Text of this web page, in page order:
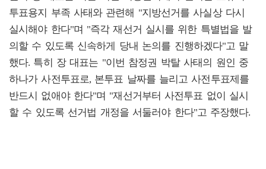
투표용지 부족 사태와 관련해 "지방선거를 사실상 다시
실시해야 한다"며 "즉각 재선거 실시를 위한 특별법을 발
의할 수 있도록 신속하게 당내 논의를 진행하겠다"고 말
했다. 특히 장 대표는 "이번 참정권 박탈 사태의 원인 중
하나가 사전투표로, 본투표 날짜를 늘리고 사전투표제를
반드시 없애야 한다"며 "재선거부터 사전투표 없이 실시
할 수 있도록 선거법 개정을 서둘러야 한다"고 주장했다.